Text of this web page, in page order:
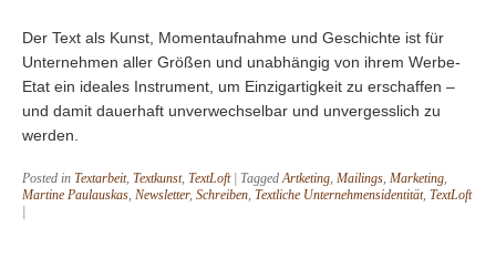
Der Text als Kunst, Momentaufnahme und Geschichte ist für
Unternehmen aller Größen und unabhängig von ihrem Werbe-
Etat ein ideales Instrument, um Einzigartigkeit zu erschaffen –
und damit dauerhaft unverwechselbar und unvergesslich zu
werden.
Posted in Textarbeit, Textkunst, TextLoft | Tagged Artketing Mailings Marketing
Martine Paulauskas Newsletter, Schreiben Textliche Unternehmensidentität, TextLoft
|